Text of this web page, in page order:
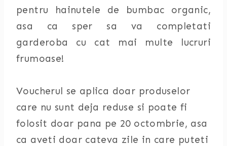
pentru hainutele de bumbac organic,
asa ca sper sa va completati
garderoba cu cat mai multe lucruri
frumoase!
Voucherul se aplica doar produselor
care nu sunt deja reduse si poate fi
folosit doar pana pe 20 octombrie, asa
ca aveti doar cateva zile in care puteti